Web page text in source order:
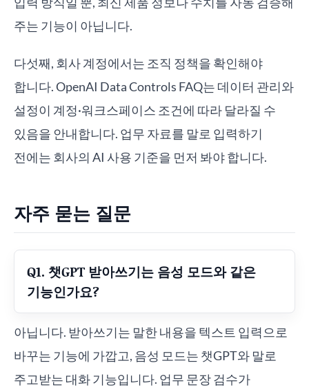
주는 기능이 아닙니다.
다섯째, 회사 계정에서는 조직 정책을 확인해야
합니다. OpenAI Data Controls FAQ는 데이터 관리와
설정이 계정·워크스페이스 조건에 따라 달라질 수
있음을 안내합니다. 업무 자료를 말로 입력하기
전에는 회사의 AI 사용 기준을 먼저 봐야 합니다.
자주 묻는 질문
Q1. 챗GPT 받아쓰기는 음성 모드와 같은
기능인가요?
아닙니다. 받아쓰기는 말한 내용을 텍스트 입력으로
바꾸는 기능에 가깝고, 음성 모드는 챗GPT와 말로
주고받는 대화 기능입니다. 업무 문장 검수가